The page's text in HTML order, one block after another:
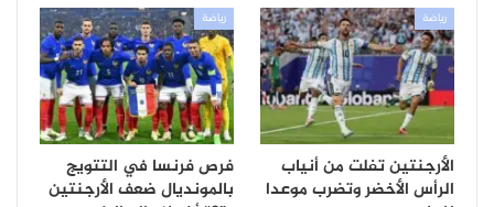
رياضة
الأرجنتين تفلت من أنياب
الرأس الأخضر وتضرب موعدا
رياضة
فرص فرنسا في التتويج
بالمونديال ضعف الأرجنتين